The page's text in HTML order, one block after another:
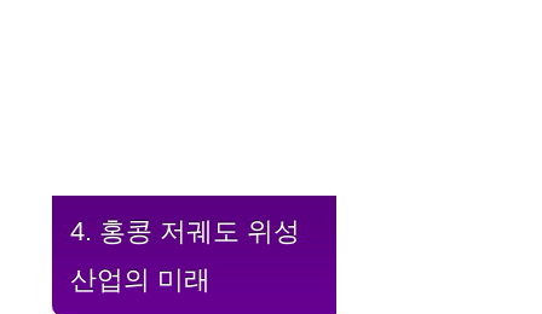
4. 홍콩 저궤도 위성
산업의 미래